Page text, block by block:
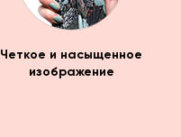
Четкое и насыщенное
изображение